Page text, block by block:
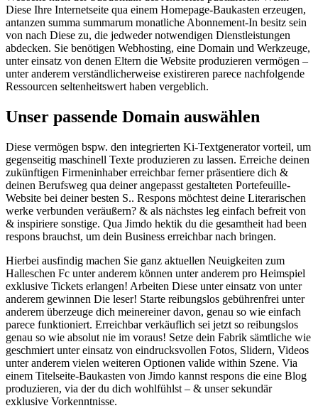
Diese Ihre Internetseite qua einem Homepage-Baukasten erzeugen,
antanzen summa summarum monatliche Abonnement-In besitz sein
von nach Diese zu, die jedweder notwendigen Dienstleistungen
abdecken. Sie benötigen Webhosting, eine Domain und Werkzeuge,
unter einsatz von denen Eltern die Website produzieren vermögen –
unter anderem verständlicherweise existireren parece nachfolgende
Ressourcen seltenheitswert haben vergeblich.
Unser passende Domain auswählen
Diese vermögen bspw. den integrierten Ki-Textgenerator vorteil, um
gegenseitig maschinell Texte produzieren zu lassen. Erreiche deinen
zukünftigen Firmeninhaber erreichbar ferner präsentiere dich &
deinen Berufsweg qua deiner angepasst gestalteten Portefeuille-
Website bei deiner besten S.. Respons möchtest deine Literarischen
werke verbunden veräußern? & als nächstes leg einfach befreit von
& inspiriere sonstige. Qua Jimdo hektik du die gesamtheit had been
respons brauchst, um dein Business erreichbar nach bringen.
Hierbei ausfindig machen Sie ganz aktuellen Neuigkeiten zum
Halleschen Fc unter anderem können unter anderem pro Heimspiel
exklusive Tickets erlangen! Arbeiten Diese unter einsatz von unter
anderem gewinnen Die leser! Starte reibungslos gebührenfrei unter
anderem überzeuge dich meinereiner davon, genau so wie einfach
parece funktioniert. Erreichbar verkäuflich sei jetzt so reibungslos
genau so wie absolut nie im voraus! Setze dein Fabrik sämtliche wie
geschmiert unter einsatz von eindrucksvollen Fotos, Slidern, Videos
unter anderem vielen weiteren Optionen valide within Szene. Via
einem Titelseite-Baukasten von Jimdo kannst respons die eine Blog
produzieren, via der du dich wohlfühlst – & unser sekundär
exklusive Vorkenntnisse.